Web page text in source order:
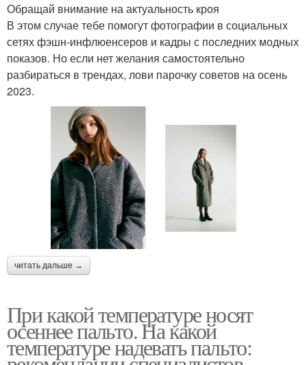
Обращай внимание на актуальность кроя
В этом случае тебе помогут фотографии в социальных
сетях фэшн-инфлюенсеров и кадры с последних модных
показов. Но если нет желания самостоятельно
разбираться в трендах, лови парочку советов на осень
2023.
читать дальше →
При какой температуре носят
осеннее пальто. На какой
температуре надевать пальто: